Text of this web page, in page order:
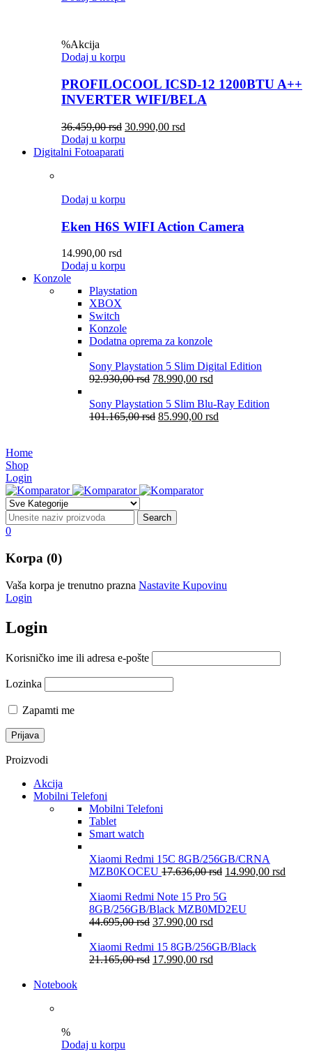
%Akcija
Dodaj u korpu
PROFILOCOOL ICSD-12 1200BTU A++
INVERTER WIFI/BELA
36.459,00rsd 30.990,00 rsd
Dodaj u korpu
Digitalni Fotoaparati
Dodaj u korpu
Eken H6S WIFI Action Camera
14.990,00 rsd
Dodaj u korpu
Konzole
Playstation
XBOX
Switch
Konzole
Dodatna oprema za konzole
Sony Playstation 5 Slim Digital Edition
92.930,00rsd 78.990,00 rsd
Sony Playstation 5 Slim Blu-Ray Edition
101.165,00rsd 85.990,00 rsd
Home
Shop
Login
0
Korpa (0)
Vaša korpa je trenutno prazna Nastavite Kupovinu
Login
Login
Korisničko ime ili adresa e-pošte
Lozinka
Zapamti me
Proizvodi
Akcija
Mobilni Telefoni
Mobilni Telefoni
Tablet
Smart watch
Xiaomi Redmi 15C 8GB/256GB/CRNA
MZB0KOCEU 17.636,00rsd 14.990,00 rsd
Xiaomi Redmi Note 15 Pro 5G
8GB/256GB/Black MZB0MD2EU
44.695,00rsd 37.990,00 rsd
Xiaomi Redmi 15 8GB/256GB/Black
21.165,00rsd 17.990,00 rsd
Notebook
%
Dodaj u korpu